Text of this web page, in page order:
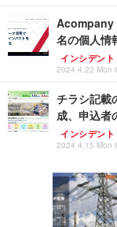
Acompany
名の個人情
インシデント
2024.4.22 Mon
チラシ記載
成、申込者
インシデント
2024.4.15 Mon